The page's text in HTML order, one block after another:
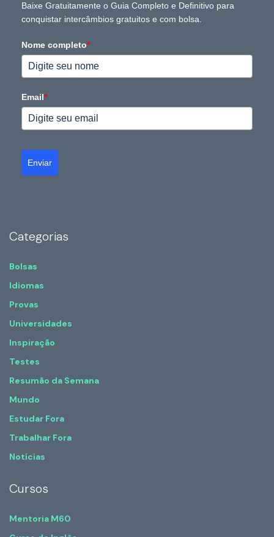
Baixe Gratuitamente o Guia Completo e Definitivo para
conquistar intercâmbios gratuitos e com bolsa.
Nome completo*
Email*
Enviar
Categorias
Bolsas
Idiomas
Provas
Universidades
Inspiração
Testes
Resumão da Semana
Mundo
Estudar Fora
Trabalhar Fora
Notícias
Cursos
Mentoria M60